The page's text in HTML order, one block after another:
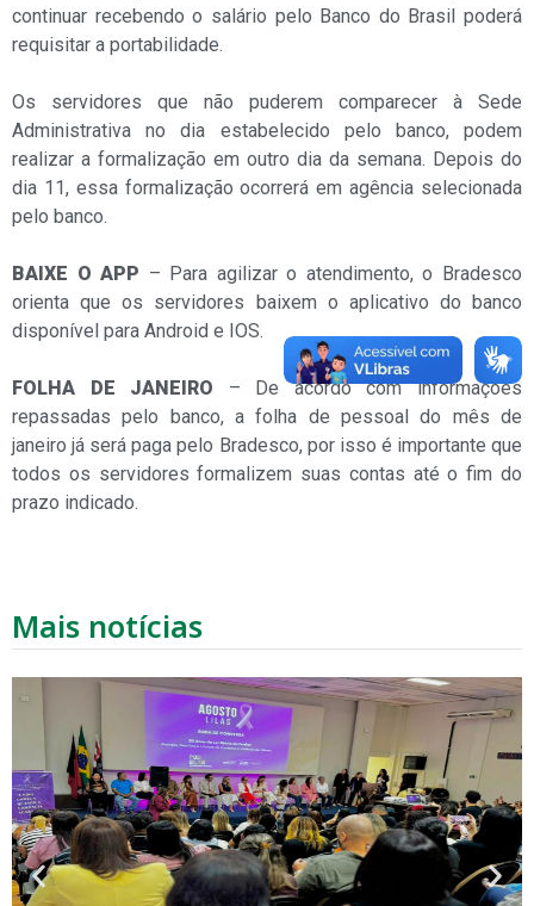
continuar recebendo o salário pelo Banco do Brasil poderá
requisitar a portabilidade.
Os servidores que não puderem comparecer à Sede
Administrativa no dia estabelecido pelo banco, podem
realizar a formalização em outro dia da semana. Depois do
dia 11, essa formalização ocorrerá em agência selecionada
pelo banco.
BAIXE O APP – Para agilizar o atendimento, o Bradesco
orienta que os servidores baixem o aplicativo do banco
disponível para Android e IOS.
FOLHA DE JANEIRO – De acordo com informações
repassadas pelo banco, a folha de pessoal do mês de
janeiro já será paga pelo Bradesco, por isso é importante que
todos os servidores formalizem suas contas até o fim do
prazo indicado.
Mais notícias